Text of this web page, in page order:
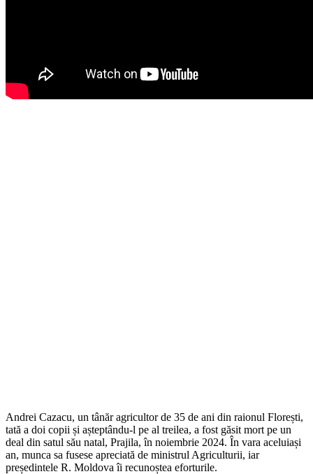
Andrei Cazacu, un tânăr agricultor de 35 de ani din raionul Florești,
tată a doi copii și așteptându-l pe al treilea, a fost găsit mort pe un
deal din satul său natal, Prajila, în noiembrie 2024. În vara aceluiași
an, munca sa fusese apreciată de ministrul Agriculturii, iar
președintele R. Moldova îi recunoștea eforturile.